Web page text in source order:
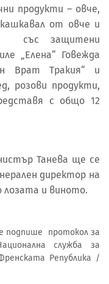
продукти – овче,
кашкавал от овче и
със защитени
„Елена“ Говежда
Врат Тракия“ и
розови продукти,
с общо 12
Танева ще се
директор на
лозата и виното.
подпише протокол за
служба за
Република /